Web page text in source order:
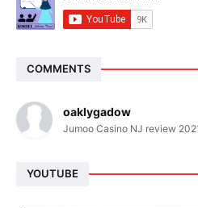
COMMENTS
oaklygadow
Jumoo Casino NJ review
YOUTUBE